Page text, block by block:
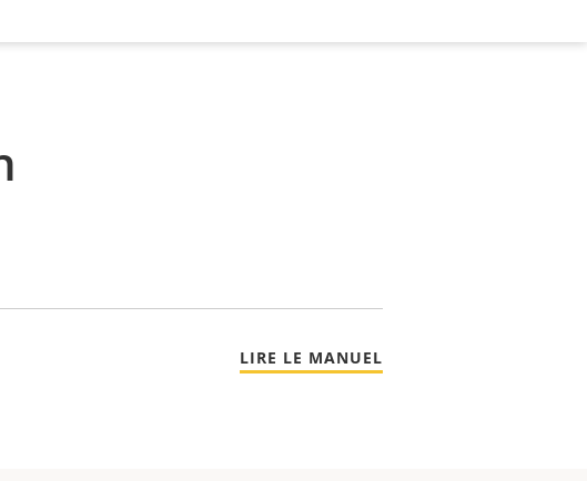
LIRE LE MANUEL